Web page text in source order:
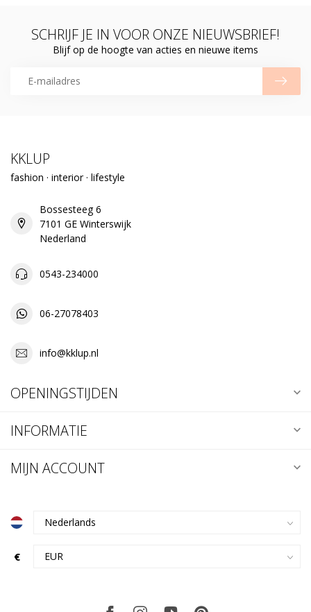
SCHRIJF JE IN VOOR ONZE NIEUWSBRIEF!
Blijf op de hoogte van acties en nieuwe items
KKLUP
fashion · interior · lifestyle
Bossesteeg 6
7101 GE Winterswijk
Nederland
0543-234000
06-27078403
info@kklup.nl
OPENINGSTIJDEN
INFORMATIE
MIJN ACCOUNT
€